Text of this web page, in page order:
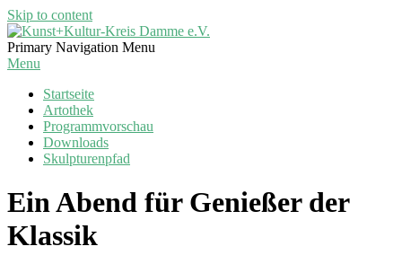
Skip to content
Kunst+Kultur-
Kreis
Primary Navigation Menu
Menu
Startseite
Artothek
Programmvorschau
Downloads
Skulpturenpfad
Ein Abend für Genießer der
Klassik